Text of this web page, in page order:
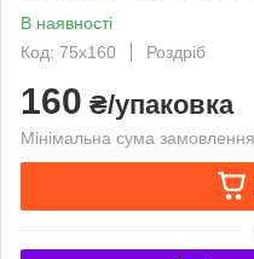
В наявності
Код: 75х160
Роздріб
160 ₴/упаковка
Мінімальна сума